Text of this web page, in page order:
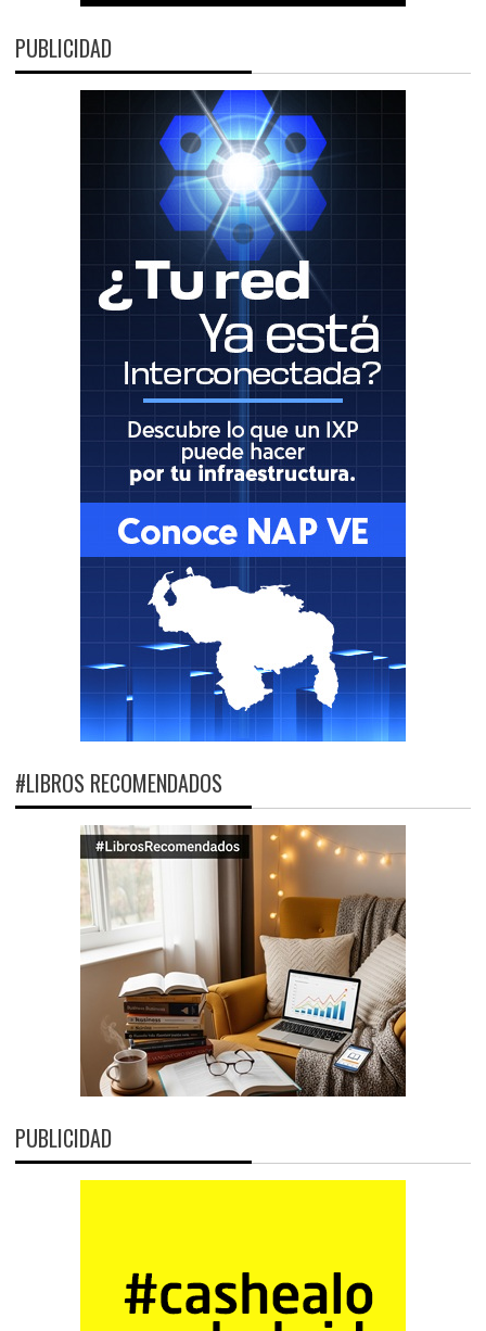
PUBLICIDAD
#LIBROS RECOMENDADOS
PUBLICIDAD